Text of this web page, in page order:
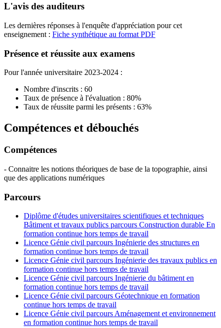
L'avis des auditeurs
Les dernières réponses à l'enquête d'appréciation pour cet
enseignement : Fiche synthétique au format PDF
Présence et réussite aux examens
Pour l'année universitaire 2023-2024 :
Nombre d'inscrits : 60
Taux de présence à l'évaluation : 80%
Taux de réussite parmi les présents : 63%
Compétences et débouchés
Compétences
- Connaitre les notions théoriques de base de la topographie, ainsi
que des applications numériques
Parcours
Diplôme d'études universitaires scientifiques et techniques
Bâtiment et travaux publics parcours Construction durable En
formation continue hors temps de travail
Licence Génie civil parcours Ingénierie des structures en
formation continue hors temps de travail
Licence Génie civil parcours Ingénierie des travaux publics en
formation continue hors temps de travail
Licence Génie civil parcours Ingénierie du bâtiment en
formation continue hors temps de travail
Licence Génie civil parcours Géotechnique en formation
continue hors temps de travail
Licence Génie civil parcours Aménagement et environnement
en formation continue hors temps de travail